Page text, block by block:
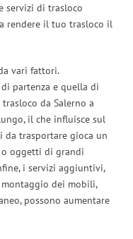
servizi di trasloco
rendere il tuo trasloco il
vari fattori.
partenza e quella di
da Salerno a
il che influisce sul
trasportare gioca un
oggetti di grandi
i servizi aggiuntivi,
dei mobili,
possono aumentare